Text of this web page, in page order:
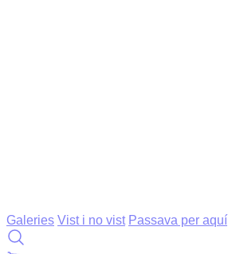
Galeries Vist i no vist Passava per aquí